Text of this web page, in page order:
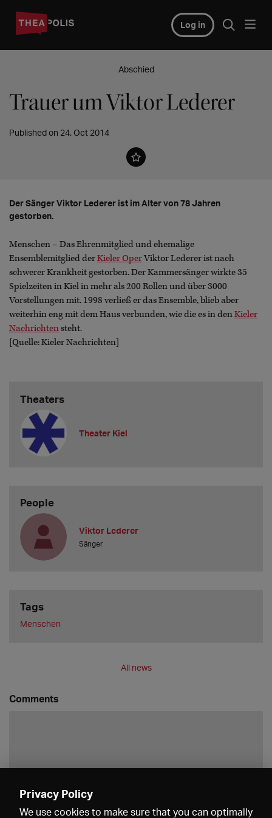
Log in
Abschied
Trauer um Viktor Lederer
Published on 24. Oct 2014
Der Sänger Viktor Lederer ist im Alter von 78 Jahren
gestorben.
Menschen – Das Ehrenmitglied und ehemalige
Ensemblemitglied derKieler OperViktor Lederer ist nach
schwerer Krankheit gestorben. Der Kammersänger wirkte 35
Spielzeiten in Kiel in mehr als 200 Rollen und über 3000
Vorstellungen mit. 1998 verließ er das Ensemble, blieb aber
weiterhin eng mit dem Haus verbunden, wie die es in denKieler
Nachrichtensteht.
[Quelle: Kieler Nachrichten]
Theaters
Theater Kiel
People
Viktor Lederer
Sänger
Tags
Menschen
All news
Comments
Privacy Policy
We use cookies to make sure that you can optimally